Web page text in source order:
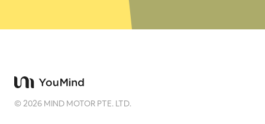
©2026 MIND MOTOR PTE. LTD.